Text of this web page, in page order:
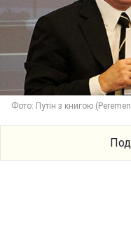
Фото: Путін з книгою